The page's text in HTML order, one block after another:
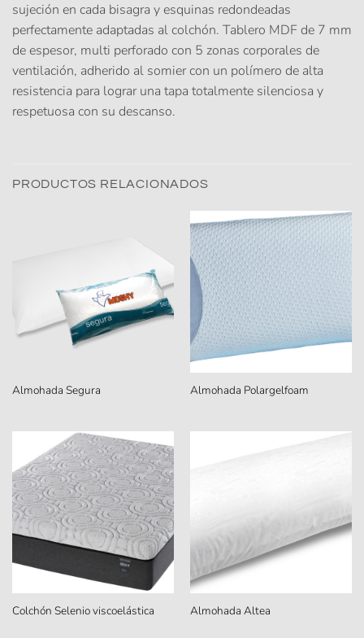
sujeción en cada bisagra y esquinas redondeadas
perfectamente adaptadas al colchón. Tablero MDF de 7 mm
de espesor, multi perforado con 5 zonas corporales de
ventilación, adherido al somier con un polímero de alta
resistencia para lograr una tapa totalmente silenciosa y
respetuosa con su descanso.
PRODUCTOS RELACIONADOS
Almohada Segura Almohada Polargelfoam
Colchón Selenio viscoelástica Almohada Altea